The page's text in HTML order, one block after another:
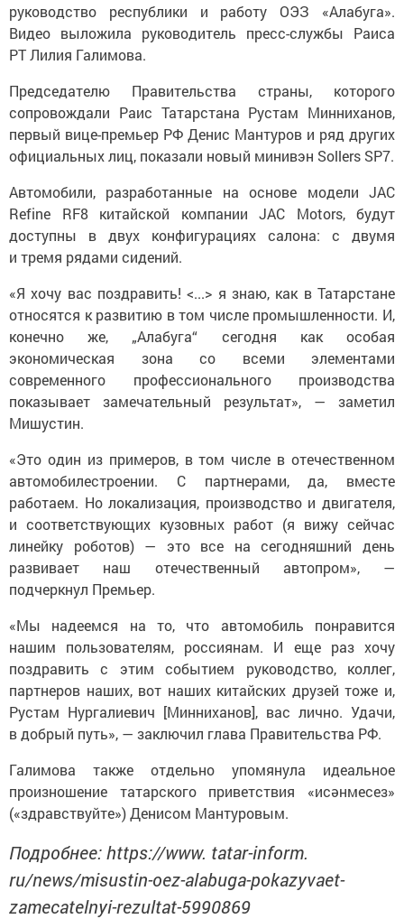
руководство республики и работу ОЭЗ «Алабуга».
Видео выложила руководитель пресс-службы Раиса
РТ Лилия Галимова.
Председателю Правительства страны, которого
сопровождали Раис Татарстана Рустам Минниханов,
первый вице-премьер РФ Денис Мантуров и ряд других
официальных лиц, показали новый минивэн Sollers SP7.
Автомобили, разработанные на основе модели JAC
Refine RF8 китайской компании JAC Motors, будут
доступны в двух конфигурациях салона: с двумя
и тремя рядами сидений.
«Я хочу вас поздравить! <...> я знаю, как в Татарстане
относятся к развитию в том числе промышленности. И,
конечно же, „Алабуга“ сегодня как особая
экономическая зона со всеми элементами
современного профессионального производства
показывает замечательный результат», — заметил
Мишустин.
«Это один из примеров, в том числе в отечественном
автомобилестроении. С партнерами, да, вместе
работаем. Но локализация, производство и двигателя,
и соответствующих кузовных работ (я вижу сейчас
линейку роботов) — это все на сегодняшний день
развивает наш отечественный автопром», —
подчеркнул Премьер.
«Мы надеемся на то, что автомобиль понравится
нашим пользователям, россиянам. И еще раз хочу
поздравить с этим событием руководство, коллег,
партнеров наших, вот наших китайских друзей тоже и,
Рустам Нургалиевич [Минниханов], вас лично. Удачи,
в добрый путь», — заключил глава Правительства РФ.
Галимова также отдельно упомянула идеальное
произношение татарского приветствия «исәнмесез»
(«здравствуйте») Денисом Мантуровым.
Подробнее: https://www. tatar-inform.
ru/news/misustin-oez-alabuga-pokazyvaet-
zamecatelnyi-rezultat-5990869